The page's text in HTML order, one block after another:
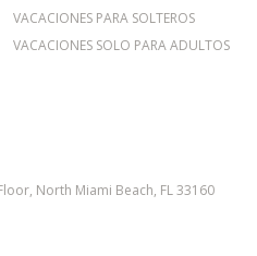
VACACIONES PARA SOLTEROS
VACACIONES SOLO PARA ADULTOS
North Miami Beach, FL 33160